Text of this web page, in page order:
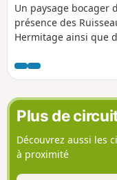
Un paysage bocager
présence des
Hermitage ainsi que
Plus de
Découvrez aussi les
à proximité